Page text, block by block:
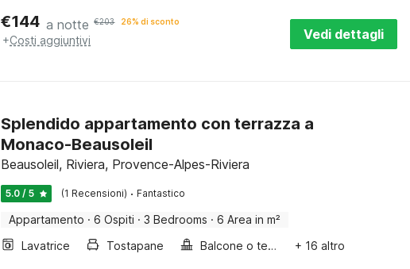
€144 a notte €203 26% di sconto
+Costi aggiuntivi Vedi dettagli
Splendido appartamento con terrazza a
Monaco-Beausoleil
Beausoleil, Riviera, Provence-Alpes-Riviera
5.0 / 5 (1 Recensioni) · Fantastico
Appartamento · 6 Ospiti · 3 Bedrooms · 6 Area in m²
Lavatrice
Tostapane Balcone o terrazza + 16 altro